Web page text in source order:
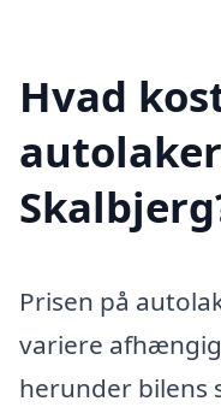
Hvad
Prisen på
variere
herunder bilens